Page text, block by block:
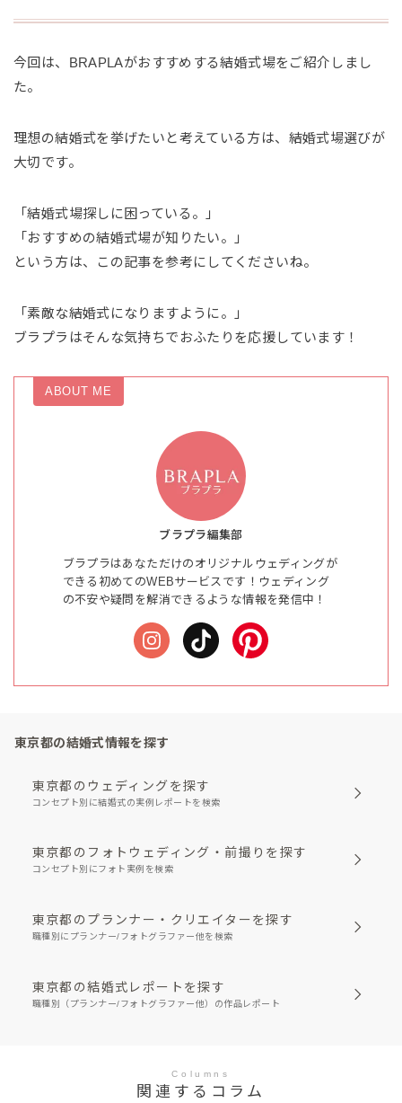
今回は、BRAPLAがおすすめする結婚式場をご紹介しまし
た。
理想の結婚式を挙げたいと考えている方は、結婚式場選びが
大切です。
「結婚式場探しに困っている。」
「おすすめの結婚式場が知りたい。」
という方は、この記事を参考にしてくださいね。
「素敵な結婚式になりますように。」
ブラプラはそんな気持ちでおふたりを応援しています！
ABOUT ME
ブラプラ編集部
ブラプラはあなただけのオリジナルウェディングが
できる初めてのWEBサービスです！ウェディング
の不安や疑問を解消できるような情報を発信中！
東京都の結婚式情報を探す
東京都のウェディングを探す
コンセプト別に結婚式の実例レポートを検索
東京都のフォトウェディング・前撮りを探す
コンセプト別にフォト実例を検索
東京都のプランナー・クリエイターを探す
職種別にプランナー/フォトグラファー他を検索
東京都の結婚式レポートを探す
職種別（プランナー/フォトグラファー他）の作品レポート
Columns
関連するコラム